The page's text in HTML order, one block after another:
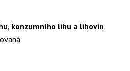
konzumního lihu a lihovin